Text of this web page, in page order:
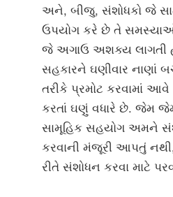
અને, બીજુ, સંશોધકો જે
ઉપયોગ કરે છે તે
જે અગાઉ અશક્ય લાગતી
સહકારને ઘણીવાર નાણાં
તરીકે પ્રમોટ કરવામાં
કરતાં ઘણું વધારે છે. જેમ
સામૂહિક સહયોગ અમને
કરવાની મંજૂરી આપતું
રીતે સંશોધન કરવા માટે